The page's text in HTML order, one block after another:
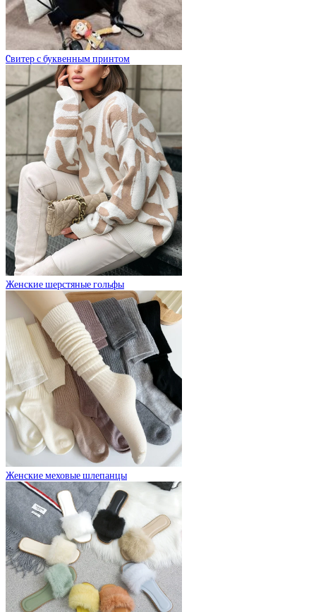
Cвитер с буквенным принтом
Женские шерстяные гольфы
Женские меховые шлепанцы